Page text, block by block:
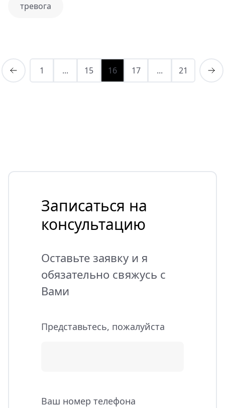
тревога
1 ... 15 16 17 ... 21
Записаться на
консультацию
Оставьте заявку и я
обязательно свяжусь с
Вами
Представьтесь, пожалуйста
Ваш номер телефона